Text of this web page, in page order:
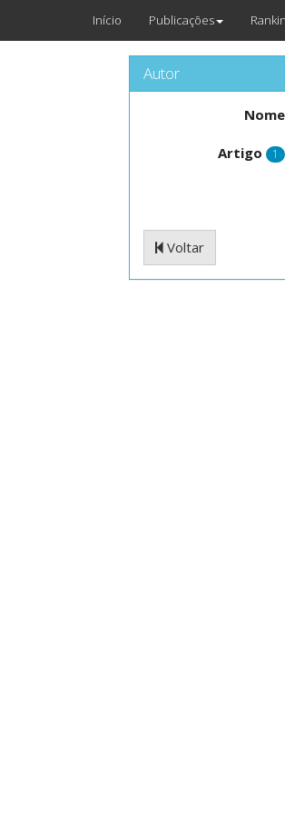
Início Publicações
Autor
Artigo 1
Voltar